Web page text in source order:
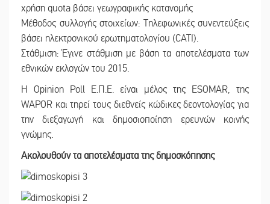
χρήση quota βάσει γεωγραφικής κατανομής
Μέθοδος συλλογής στοιχείων: Τηλεφωνικές συνεντεύξεις
βάσει ηλεκτρονικού ερωτηματολογίου (CATI).
Στάθμιση: Έγινε στάθμιση με βάση τα αποτελέσματα των
εθνικών εκλογών του 2015.
Η Opinion Poll Ε.Π.Ε. είναι μέλος της ESOMAR, της
WAPOR και τηρεί τους διεθνείς κώδικες δεοντολογίας για
την διεξαγωγή και δημοσιοποίηση ερευνών κοινής
γνώμης.
Ακολουθούν τα αποτελέσματα της δημοσκόπησης